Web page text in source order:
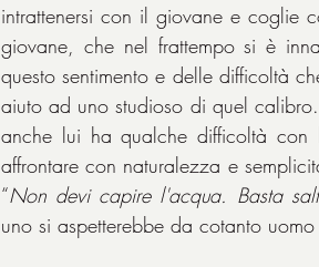
intrattenersi con il giovane e coglie
giovane, che nel frattempo si è
questo sentimento e delle difficoltà
aiuto ad uno studioso di quel
anche lui ha qualche difficoltà con
affrontare con naturalezza e
“Non devi capire l'acqua. Basta
uno si aspetterebbe da cotanto